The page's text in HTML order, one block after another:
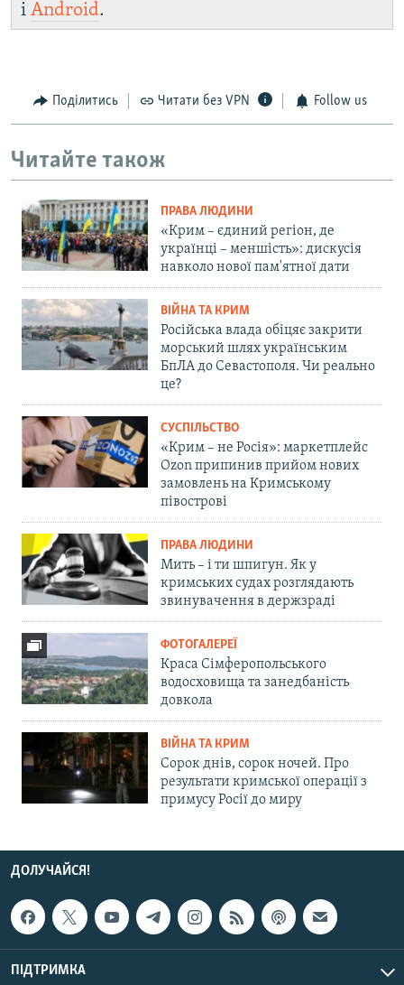
і Android.
Поділитись Читати без VPN Follow us
Читайте також
ПРАВА ЛЮДИНИ
«Крим – єдиний регіон, де
українці – меншість»: дискусія
навколо нової пам'ятної дати
ВІЙНА ТА КРИМ
Російська влада обіцяє закрити
морський шлях українським
БпЛА до Севастополя. Чи реально
це?
СУСПІЛЬСТВО
«Крим – не Росія»: маркетплейс
Ozon припинив прийом нових
замовлень на Кримському
півострові
ПРАВА ЛЮДИНИ
Мить – і ти шпигун. Як у
кримських судах розглядають
звинувачення в держзраді
ФОТОГАЛЕРЕЇ
Краса Сімферопольського
водосховища та занедбаність
довкола
ВІЙНА ТА КРИМ
Сорок днів, сорок ночей. Про
результати кримської операції з
примусу Росії до миру
ДОЛУЧАЙСЯ!
ПІДТРИМКА